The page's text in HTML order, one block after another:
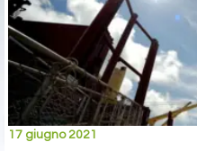
17 giugno 2021